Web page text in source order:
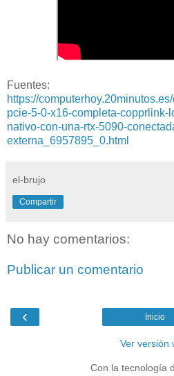
Fuentes:
https://
pcie-5-0-x16-completa-copprlink-
nativo-con-una-rtx-5090-
externa_6957895_0.html
el-brujo
Compartir
No hay comentarios:
Publicar un comentario
‹ Inicio
Ver versión
Con la tecnología